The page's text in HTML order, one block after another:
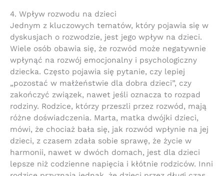
4. Wpływ rozwodu na dzieci
Jednym z kluczowych tematów, który pojawia się w
dyskusjach o rozwodzie, jest jego wpływ na dzieci.
Wiele osób obawia się, że rozwód może negatywnie
wpłynąć na rozwój emocjonalny i psychologiczny
dziecka. Często pojawia się pytanie, czy lepiej
„pozostać w małżeństwie dla dobra dzieci”, czy
zakończyć związek, nawet jeśli oznacza to rozpad
rodziny. Rodzice, którzy przeszli przez rozwód, mają
różne doświadczenia. Marta, matka dwójki dzieci,
mówi, że chociaż bała się, jak rozwód wpłynie na jej
dzieci, z czasem zdała sobie sprawę, że życie w
harmonii, nawet w dwóch domach, jest dla dzieci
lepsze niż codzienne napięcia i kłótnie rodziców. Inni